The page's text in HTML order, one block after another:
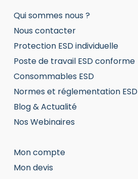
Qui sommes nous ?
Nous contacter
Protection ESD individuelle
Poste de travail ESD conforme
Consommables ESD
Normes et réglementation ESD
Blog & Actualité
Nos Webinaires
Mon compte
Mon devis